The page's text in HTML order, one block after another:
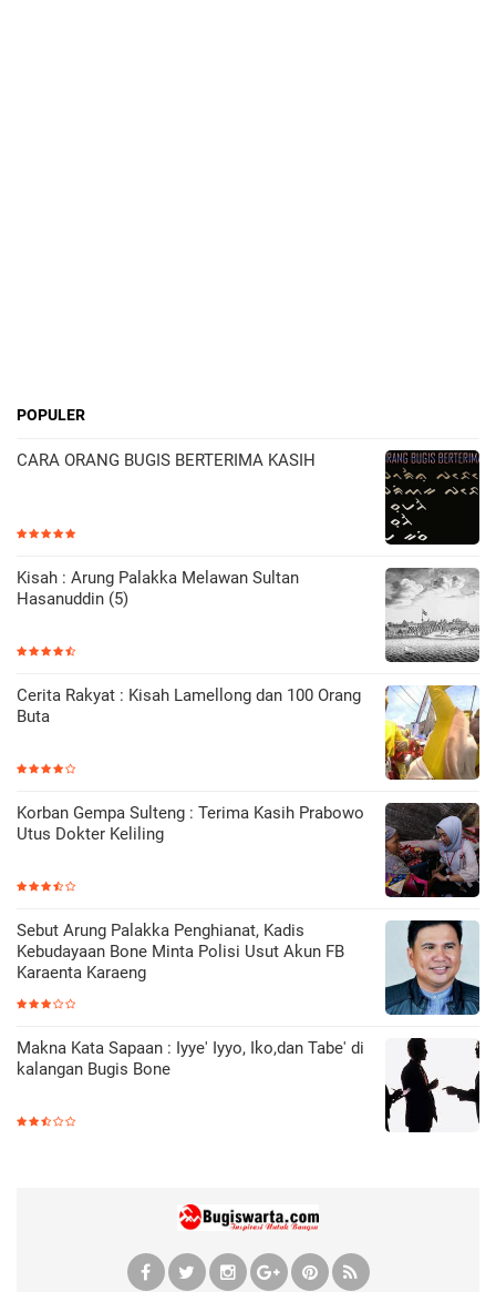
POPULER
CARA ORANG BUGIS BERTERIMA KASIH
Kisah : Arung Palakka Melawan Sultan
Hasanuddin (5)
Cerita Rakyat : Kisah Lamellong dan 100 Orang
Buta
Korban Gempa Sulteng : Terima Kasih Prabowo
Utus Dokter Keliling
Sebut Arung Palakka Penghianat, Kadis
Kebudayaan Bone Minta Polisi Usut Akun FB
Karaenta Karaeng
Makna Kata Sapaan : Iyye' Iyyo, Iko,dan Tabe' di
kalangan Bugis Bone